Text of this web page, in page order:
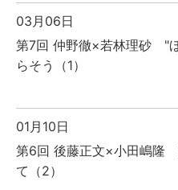
03月06日
第7回 仲野徹×若林理砂 "
らそう（1）
01月10日
第6回 後藤正文×小田嶋隆
て（2）